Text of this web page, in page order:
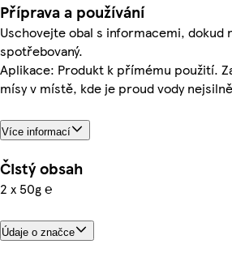
Příprava a používání
Uschovejte obal s informacemi, dokud
spotřebovaný.
Aplikace: Produkt k přímému použití.
mísy v místě, kde je proud vody
Více informací
Čistý obsah
2 x 50g ℮
Údaje o značce